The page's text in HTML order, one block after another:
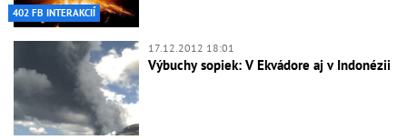
402 FB INTERAKCIÍ
17.12.2012 18:01
Výbuchy sopiek: V Ekvádore aj v Indonézii